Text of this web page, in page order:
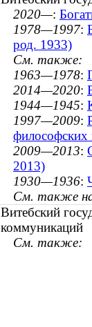
2020—:
1978—1997:
род. 1933)
См. также:
1963—1978:
2014—2020:
1944—1945:
1997—2009:
2009—2013:
2013)
1930—1936:
См. также на
Витебский
коммуникаций
См. также: